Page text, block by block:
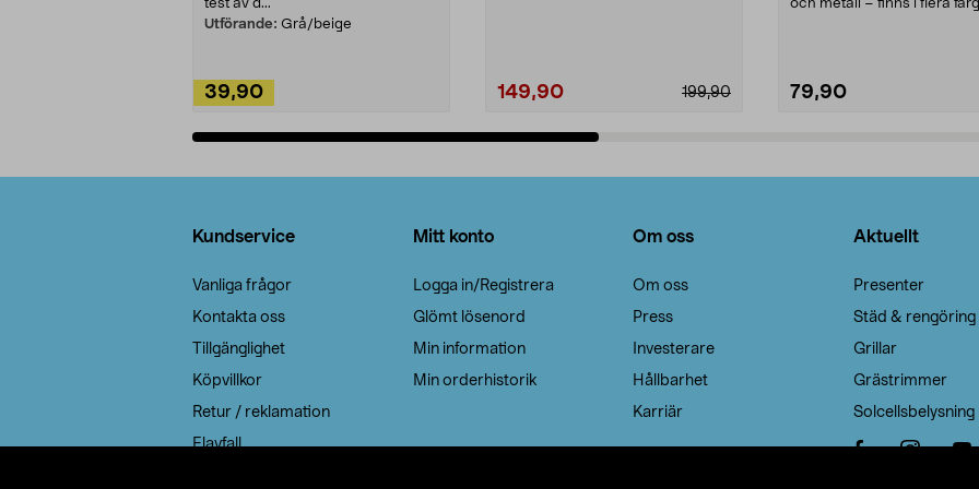
test av d...
Utförande: Grå/beige
39,90 199,90
149,90
och metall – finns i flera
79,90
Kundservice
Vanliga frågor
Kontakta oss
Tillgänglighet
Köpvillkor
Retur / reklamation
Elavfall
Mitt konto
Logga in/Registrera
Glömt lösenord
Min information
Min orderhistorik
Om oss
Om oss
Press
Investerare
Hållbarhet
Karriär
Aktuellt
Presenter
Städ & rengöring
Grillar
Grästrimmer
Solcellsbelysning